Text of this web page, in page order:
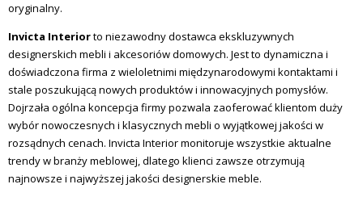
oryginalny.
Invicta Interiorto niezawodny dostawca ekskluzywnych
designerskich mebli i akcesoriów domowych. Jest to dynamiczna i
doświadczona firma z wieloletnimi międzynarodowymi kontaktami i
stale poszukującą nowych produktów i innowacyjnych pomysłów.
Dojrzała ogólna koncepcja firmy pozwala zaoferować klientom duży
wybór nowoczesnych i klasycznych mebli o wyjątkowej jakości w
rozsądnych cenach. Invicta Interior monitoruje wszystkie aktualne
trendy w branży meblowej, dlatego klienci zawsze otrzymują
najnowsze i najwyższej jakości designerskie meble.